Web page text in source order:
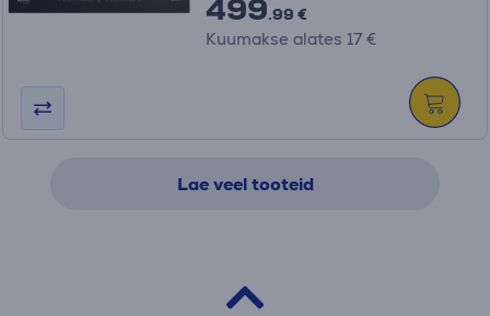
499.99 €
Kuumakse alates 17 €
Lae veel tooteid